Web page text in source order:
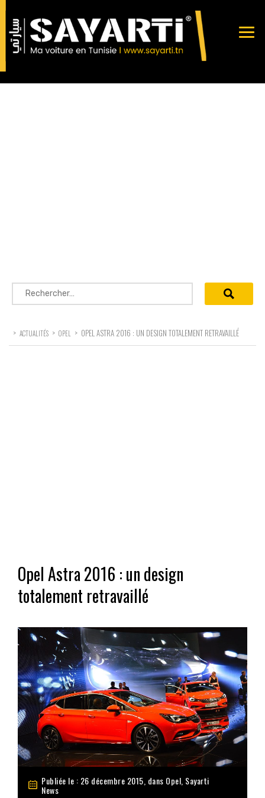
Rechercher :
> ACTUALITÉS > OPEL > OPEL ASTRA 2016 : UN DESIGN TOTALEMENT RETRAVAILLÉ
Opel Astra 2016 : un design
totalement retravaillé
Publiée le : 26 décembre 2015, dans Opel Sayarti
News